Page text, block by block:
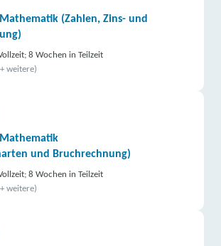
(Zahlen, Zins- und
8 Wochen in Teilzeit
weitere)
und Bruchrechnung)
8 Wochen in Teilzeit
weitere)